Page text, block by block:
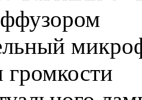
громкости